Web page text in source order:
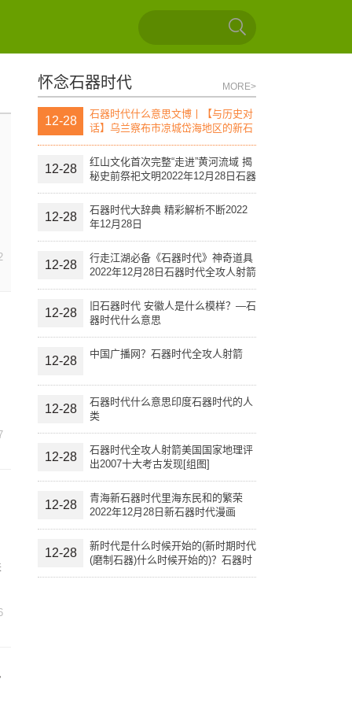
怀念石器时代 MORE>
12-28
石器时代什么意思文博丨【与历史对
话】乌兰察布市凉城岱海地区的新石
器时代文化遗址（上）
12-28
红山文化首次完整“走进”黄河流域 揭
秘史前祭祀文明2022年12月28日石器
时代全攻人射箭
12-28
石器时代大辞典 精彩解析不断2022
年12月28日
12-28
行走江湖必备《石器时代》神奇道具
2022年12月28日石器时代全攻人射箭
12-28
旧石器时代 安徽人是什么模样？—石
器时代什么意思
12-28
中国广播网？石器时代全攻人射箭
12-28
石器时代什么意思印度石器时代的人
类
12-28
石器时代全攻人射箭美国国家地理评
出2007十大考古发现[组图]
12-28
青海新石器时代里海东民和的繁荣
2022年12月28日新石器时代漫画
12-28
新时代是什么时候开始的(新时期时代
(磨制石器)什么时候开始的)？石器时
代什么意思